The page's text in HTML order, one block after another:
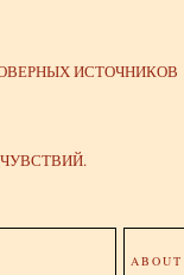
ИСТОЧНИКОВ